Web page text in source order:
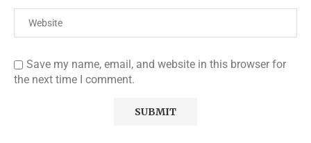
Save my name, email, and website in this browser for
the next time I comment.